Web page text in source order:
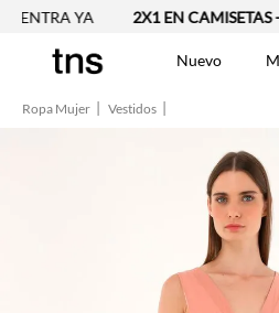
YA 2X1 EN CAMISETAS - REF.
Nuevo
Ropa Mujer Vestidos